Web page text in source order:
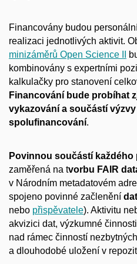
Financovány budou
realizaci jednotlivých aktivit.
minizáměrů Open Science II
kombinovány s expertními
kalkulačky pro stanovení
Financování bude probíhat
vykazování a součástí
spolufinancování.
Povinnou součástí každého
zaměřená na tvorbu FAIR
v Národním metadatovém
spojeno povinné začlenění
nebo přispěvatele). Aktivitu
akvizici dat, výzkumné
nad rámec činností
a dlouhodobé uložení v